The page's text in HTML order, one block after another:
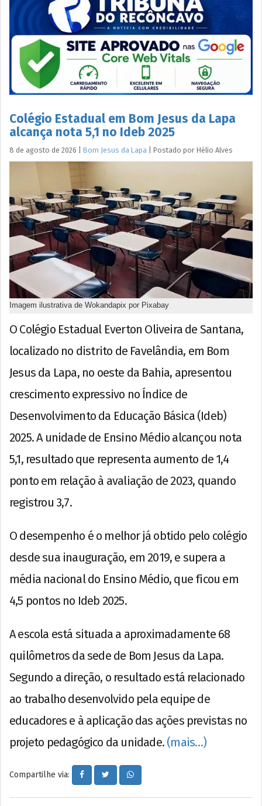
Colégio Estadual em Bom Jesus da Lapa
alcança nota 5,1 no Ideb 2025
8 de agosto de 2026 Bom Jesus da Lapa Postado por Hélio Alves
Imagem ilustrativa de Wokandapix por Pixabay
O Colégio Estadual Everton Oliveira de Santana,
localizado no distrito de Favelândia, em Bom
Jesus da Lapa, no oeste da Bahia, apresentou
crescimento expressivo no Índice de
Desenvolvimento da Educação Básica (Ideb)
2025. A unidade de Ensino Médio alcançou nota
5,1, resultado que representa aumento de 1,4
ponto em relação à avaliação de 2023, quando
registrou 3,7.
O desempenho é o melhor já obtido pelo colégio
desde sua inauguração, em 2019, e supera a
média nacional do Ensino Médio, que ficou em
4,5 pontos no Ideb 2025.
A escola está situada a aproximadamente 68
quilômetros da sede de Bom Jesus da Lapa.
Segundo a direção, o resultado está relacionado
ao trabalho desenvolvido pela equipe de
educadores e à aplicação das ações previstas no
projeto pedagógico da unidade. (mais…)
Compartilhe via: